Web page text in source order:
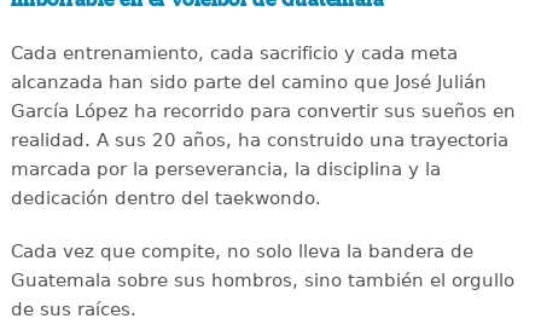
Cada entrenamiento, cada sacrificio y cada meta
alcanzada han sido parte del camino que José Julián
García López ha recorrido para convertir sus sueños en
realidad. A sus 20 años, ha construido una trayectoria
marcada por la perseverancia, la disciplina y la
dedicación dentro del taekwondo.
Cada vez que compite, no solo lleva la bandera de
Guatemala sobre sus hombros, sino también el orgullo
de sus raíces.